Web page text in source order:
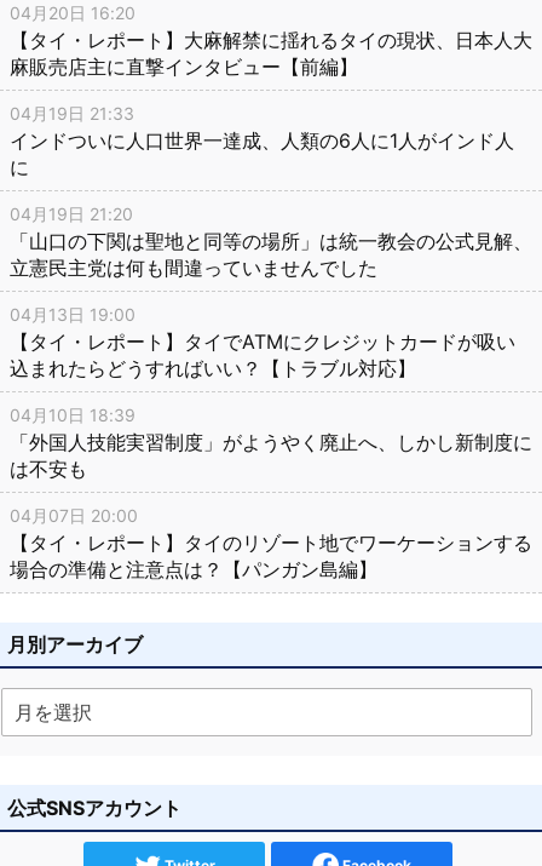
04月20日 16:20
【タイ・レポート】大麻解禁に揺れるタイの現状、日本人大
麻販売店主に直撃インタビュー【前編】
04月19日 21:33
インドついに人口世界一達成、人類の6人に1人がインド人
に
04月19日 21:20
「山口の下関は聖地と同等の場所」は統一教会の公式見解、
立憲民主党は何も間違っていませんでした
04月13日 19:00
【タイ・レポート】タイでATMにクレジットカードが吸い
込まれたらどうすればいい？【トラブル対応】
04月10日 18:39
「外国人技能実習制度」がようやく廃止へ、しかし新制度に
は不安も
04月07日 20:00
【タイ・レポート】タイのリゾート地でワーケーションする
場合の準備と注意点は？【パンガン島編】
月別アーカイブ
公式SNSアカウント